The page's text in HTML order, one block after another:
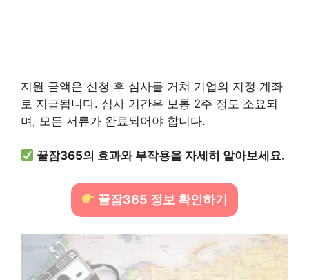
지원 금액은 신청 후 심사를 거쳐 기업의 지정 계좌
로 지급됩니다. 심사 기간은 보통 2주 정도 소요되
며, 모든 서류가 완료되어야 합니다.
꿀잠365의 효과와 부작용을 자세히 알아보세요.
꿀잠365 정보 확인하기